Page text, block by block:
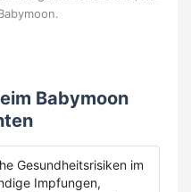
Babymoon
Gesundheitsrisiken im
Impfungen,